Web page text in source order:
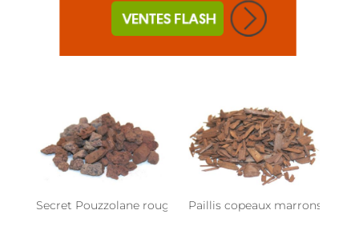
Secret Pouzzolane rouge 20 litres (1 sac de 17 kgs)
Paillis copeaux marrons 11 kg